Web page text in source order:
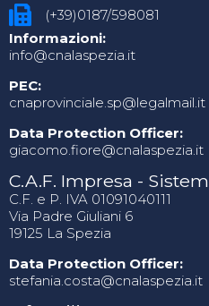
(+39)0187/598081
Informazioni:
info@cnalaspezia.it
PEC:
cnaprovinciale.sp@legalmail.it
Data Protection Officer:
giacomo.fiore@cnalaspezia.it
C.A.F. Impresa -
C.F. e P. IVA 01091040111
Via Padre Giuliani 6
19125 La Spezia
Data Protection Officer:
stefania.costa@cnalaspezia.it